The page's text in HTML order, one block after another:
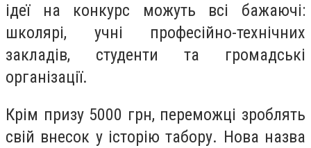
ідеї на конкурс можуть всі бажаючі:
школярі, учні професійно-технічних
закладів, студенти та громадські
організації.
Крім призу 5000 грн, переможці зроблять
свій внесок у історію табору. Нова назва